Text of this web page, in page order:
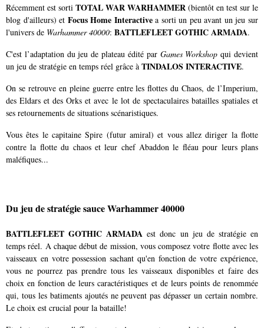
Récemment est sorti TOTAL WAR WARHAMMER (bientôt en test sur le
blog d'ailleurs) et Focus Home Interactivea sorti un peu avant un jeu sur
l'univers de Warhammer 40000: BATTLEFLEET GOTHIC ARMADA.
C'est l’adaptation du jeu de plateau édité par Games Workshop qui devient
un jeu de stratégie en temps réel grâce à TINDALOS INTERACTIVE.
On se retrouve en pleine guerre entre les flottes du Chaos, de l’Imperium,
des Eldars et des Orks et avec le lot de spectaculaires batailles spatiales et
ses retournements de situations scénaristiques.
Vous êtes le capitaine Spire (futur amiral) et vous allez diriger la flotte
contre la flotte du chaos et leur chef Abaddon le fléau pour leurs plans
maléfiques...
Du jeu de stratégie sauce Warhammer 40000
BATTLEFLEET GOTHIC ARMADA est donc un jeu de stratégie en
temps réel. A chaque début de mission, vous composez votre flotte avec les
vaisseaux en votre possession sachant qu'en fonction de votre expérience,
vous ne pourrez pas prendre tous les vaisseaux disponibles et faire des
choix en fonction de leurs caractéristiques et de leurs points de renommée
qui, tous les batiments ajoutés ne peuvent pas dépasser un certain nombre.
Le choix est crucial pour la bataille!